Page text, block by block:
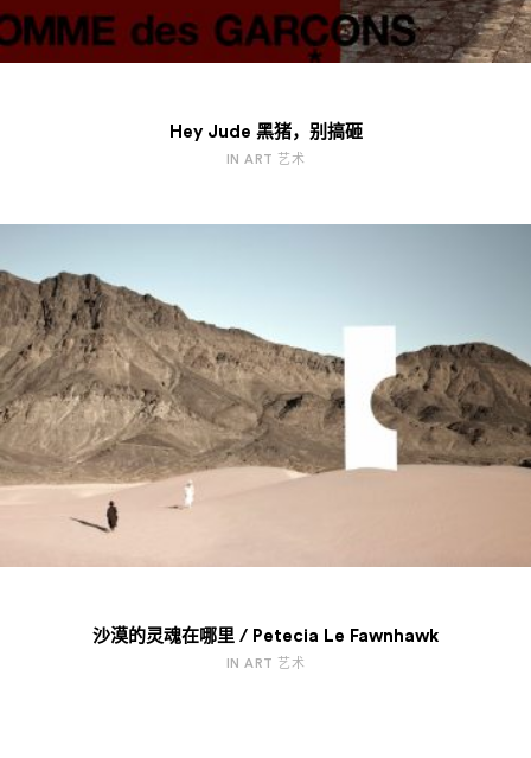
Photography
Hey Jude 黑猪，别搞砸
IN ART 艺术
沙漠的灵魂在哪里 / Petecia Le Fawnhawk
IN ART 艺术